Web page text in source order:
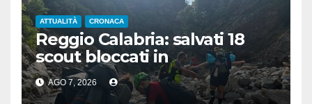
ATTUALITÀ CRONACA
Reggio Calabria: salvati 18
scout bloccati in
Aspromonte, 2 recuperati in
elicottero
AGO 7, 2026